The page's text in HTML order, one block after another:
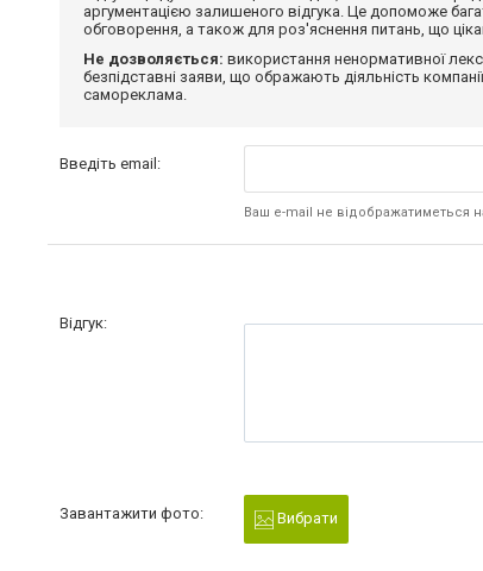
аргументацією залишеного відгука. Це допоможе
обговорення, а також для роз'яснення питань, що
Не дозволяється: використання ненормативної
безпідставні заяви, що ображають діяльність
самореклама.
Введіть email:
Ваш e-mail не відображатиметься
Відгук:
Завантажити фото: Вибрати